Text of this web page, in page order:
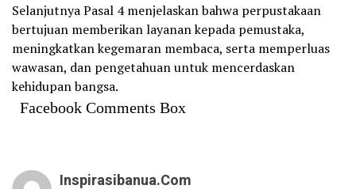
Selanjutnya Pasal 4 menjelaskan bahwa perpustakaan
bertujuan memberikan layanan kepada pemustaka,
meningkatkan kegemaran membaca, serta memperluas
wawasan, dan pengetahuan untuk mencerdaskan
kehidupan bangsa.
Facebook Comments Box
Inspirasibanua.com